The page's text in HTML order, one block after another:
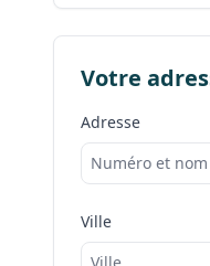
Votre
Adresse
Ville